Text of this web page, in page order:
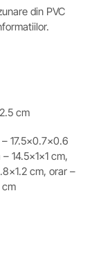
din PVC
cm
17.5×0.7×0.6
14.5x1x1 cm,
cm, orar –
cm